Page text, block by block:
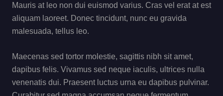
Mauris at leo non dui euismod varius. Cras vel erat at est
aliquam laoreet. Donec tincidunt, nunc eu gravida
malesuada, tellus leo.
Maecenas sed tortor molestie, sagittis nibh sit amet,
dapibus felis. Vivamus sed neque iaculis, ultrices nulla
venenatis dui. Praesent luctus urna eu dapibus pulvinar.